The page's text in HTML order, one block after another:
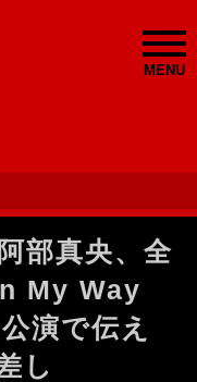
MENU
部真央、全
My Way
演で伝え
し